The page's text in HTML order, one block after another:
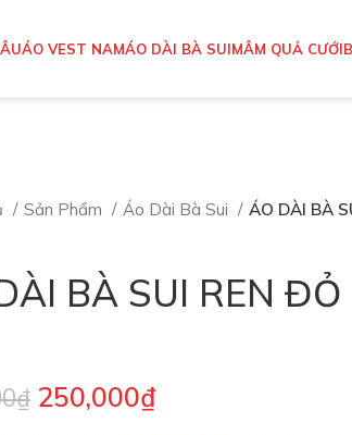
ÁO VEST NAMÁO DÀI BÀ SUIMÂM QUẢ CƯỚI
Sản Phẩm Áo Dài Bà Sui ÁO DÀI BÀ
BÀ SUI REN
₫ 250,000₫